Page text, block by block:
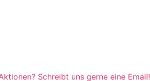
Schreibt uns gerne eine Email!